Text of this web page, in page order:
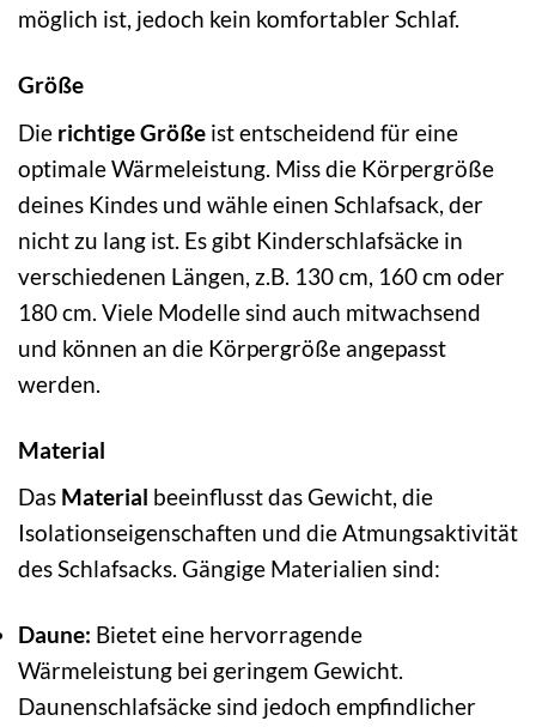
möglich ist, jedoch kein komfortabler Schlaf.
Größe
Die richtige Größe ist entscheidend für eine
optimale Wärmeleistung. Miss die Körpergröße
deines Kindes und wähle einen Schlafsack, der
nicht zu lang ist. Es gibt Kinderschlafsäcke in
verschiedenen Längen, z.B. 130 cm, 160 cm oder
180 cm. Viele Modelle sind auch mitwachsend
und können an die Körpergröße angepasst
werden.
Material
Das Material beeinflusst das Gewicht, die
Isolationseigenschaften und die Atmungsaktivität
des Schlafsacks. Gängige Materialien sind:
Daune: Bietet eine hervorragende
Wärmeleistung bei geringem Gewicht.
Daunenschlafsäcke sind jedoch empfindlicher